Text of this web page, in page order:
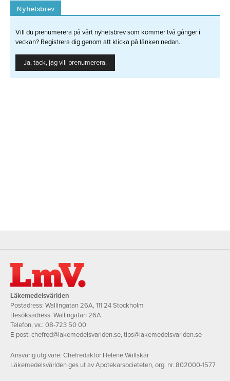
Nyhetsbrev
Vill du prenumerera på vårt nyhetsbrev som kommer två gånger i
veckan? Registrera dig genom att klicka på länken nedan.
Ja, tack, jag vill prenumerera.
Läkemedelsvärlden
Postadress: Wallingatan 26A, 111 24 Stockholm
Besöksadress: Wallingatan 26A
Telefon, vx.: 08-723 50 00
E-post: chefred@lakemedelsvarlden.se,tips@lakemedelsvarlden.se
Ansvarig utgivare: Chefredaktör Helene Wallskär
Läkemedelsvärlden ges ut av Apotekarsocieteten, org. nr. 802000-1577